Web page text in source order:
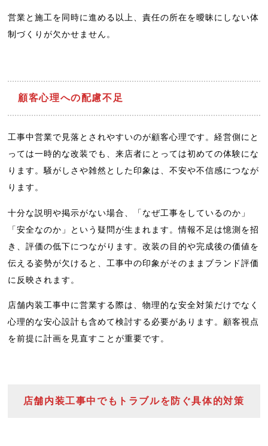
営業と施工を同時に進める以上、責任の所在を曖昧にしない体
制づくりが欠かせません。
顧客心理への配慮不足
工事中営業で見落とされやすいのが顧客心理です。経営側にと
っては一時的な改装でも、来店者にとっては初めての体験にな
ります。騒がしさや雑然とした印象は、不安や不信感につなが
ります。
十分な説明や掲示がない場合、「なぜ工事をしているのか」
「安全なのか」という疑問が生まれます。情報不足は憶測を招
き、評価の低下につながります。改装の目的や完成後の価値を
伝える姿勢が欠けると、工事中の印象がそのままブランド評価
に反映されます。
店舗内装工事中に営業する際は、物理的な安全対策だけでなく
心理的な安心設計も含めて検討する必要があります。顧客視点
を前提に計画を見直すことが重要です。
店舗内装工事中でもトラブルを防ぐ具体的対策